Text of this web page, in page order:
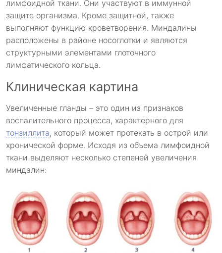
лимфоидной ткани. Они участвуют в иммунной
защите организма. Кроме защитной, также
выполняют функцию кроветворения. Миндалины
расположены в районе носоглотки и являются
структурными элементами глоточного
лимфатического кольца.
Клиническая картина
Увеличенные гланды – это один из признаков
воспалительного процесса, характерного для
тонзиллита, который может протекать в острой или
хронической форме. Исходя из объема лимфоидной
ткани выделяют несколько степеней увеличения
миндалин: